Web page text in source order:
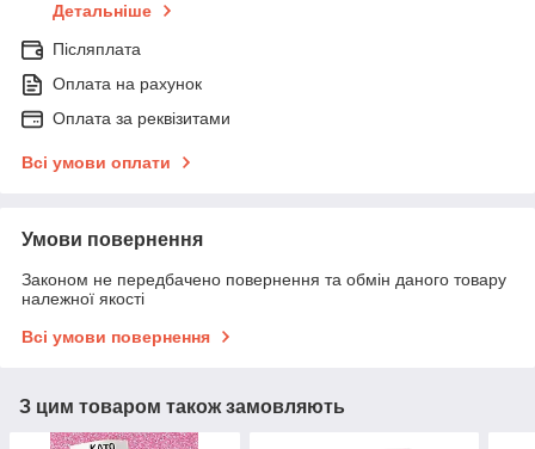
Детальніше
Післяплата
Оплата на рахунок
Оплата за реквізитами
Всі умови оплати
Умови повернення
Законом не передбачено повернення та обмін даного товару
належної якості
Всі умови повернення
З цим товаром також замовляють